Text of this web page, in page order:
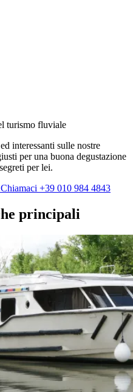
turismo fluviale
interessanti sulle nostre
per una buona degustazione
per lei.
Chiamaci +39 010 984 4843
principali